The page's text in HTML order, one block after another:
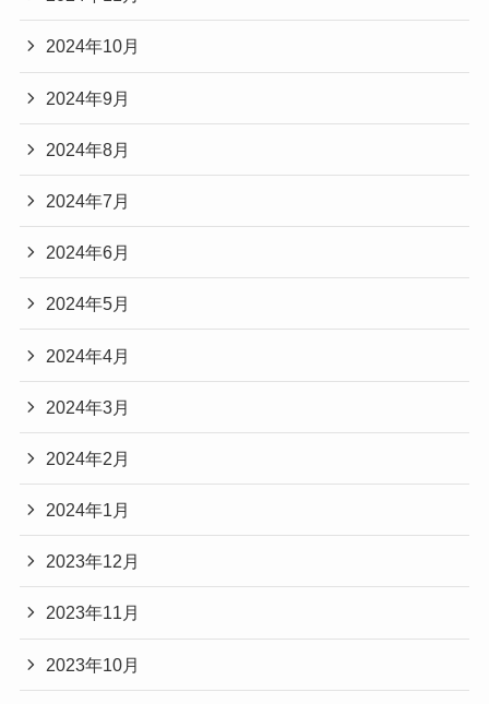
2024年10月
2024年9月
2024年8月
2024年7月
2024年6月
2024年5月
2024年4月
2024年3月
2024年2月
2024年1月
2023年12月
2023年11月
2023年10月